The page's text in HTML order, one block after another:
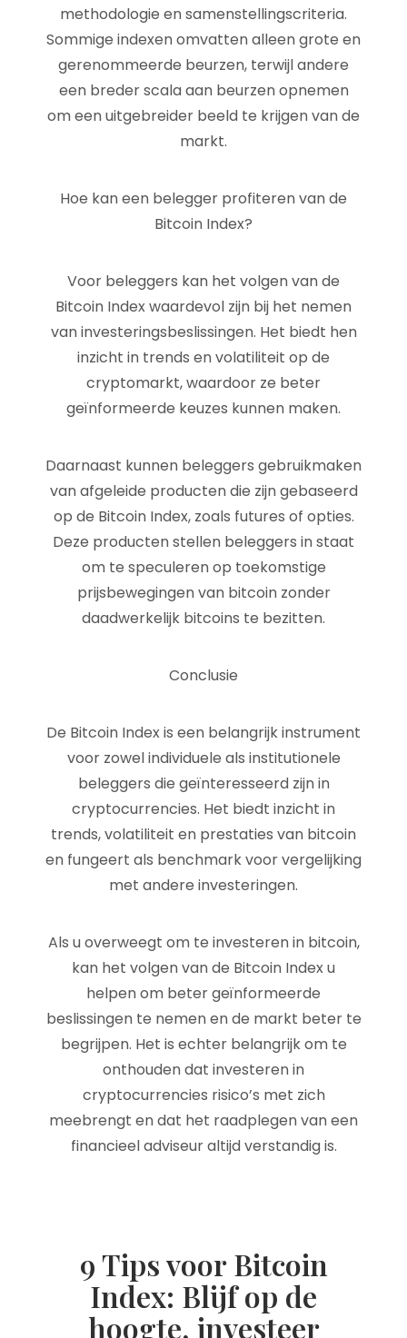
methodologie en samenstellingscriteria.
Sommige indexen omvatten alleen grote en
gerenommeerde beurzen, terwijl andere
een breder scala aan beurzen opnemen
om een uitgebreider beeld te krijgen van de
markt.
Hoe kan een belegger profiteren van de
Bitcoin Index?
Voor beleggers kan het volgen van de
Bitcoin Index waardevol zijn bij het nemen
van investeringsbeslissingen. Het biedt hen
inzicht in trends en volatiliteit op de
cryptomarkt, waardoor ze beter
geïnformeerde keuzes kunnen maken.
Daarnaast kunnen beleggers gebruikmaken
van afgeleide producten die zijn gebaseerd
op de Bitcoin Index, zoals futures of opties.
Deze producten stellen beleggers in staat
om te speculeren op toekomstige
prijsbewegingen van bitcoin zonder
daadwerkelijk bitcoins te bezitten.
Conclusie
De Bitcoin Index is een belangrijk instrument
voor zowel individuele als institutionele
beleggers die geïnteresseerd zijn in
cryptocurrencies. Het biedt inzicht in
trends, volatiliteit en prestaties van bitcoin
en fungeert als benchmark voor vergelijking
met andere investeringen.
Als u overweegt om te investeren in bitcoin,
kan het volgen van de Bitcoin Index u
helpen om beter geïnformeerde
beslissingen te nemen en de markt beter te
begrijpen. Het is echter belangrijk om te
onthouden dat investeren in
cryptocurrencies risico’s met zich
meebrengt en dat het raadplegen van een
financieel adviseur altijd verstandig is.
9 Tips voor Bitcoin
Index: Blijf op de
hoogte, investeer